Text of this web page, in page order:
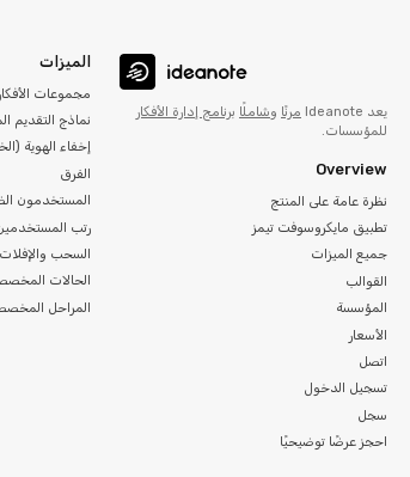
يعد Ideanote مرنًا وشاملًا برنامج إدارة الأفكار
للمؤسسات.
Overview
نظرة عامة على المنتج
تطبيق مايكروسوفت تيمز
جميع الميزات
القوالب
المؤسسة
الأسعار
اتصل
تسجيل الدخول
سجل
احجز عرضًا توضيحيًا
الميزات
مجموعات الأفكار
نماذج التقديم
إخفاء الهوية
الفرق
المستخدمون
رتب
السحب والإفلات
الحالات
المراحل